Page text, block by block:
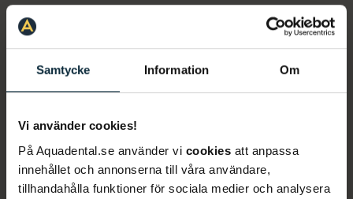
Samtycke Information Om
Vi använder cookies!
På Aquadental.se använder vi cookies att anpassa
innehållet och annonserna till våra användare,
tillhandahålla funktioner för sociala medier och analysera
Våra tandläkare i Mölndal
Filtrera personal